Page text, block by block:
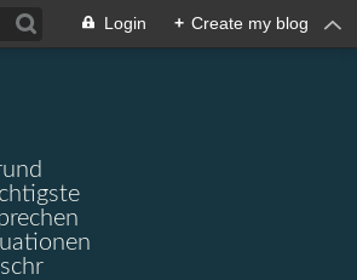
Login + Create my blog